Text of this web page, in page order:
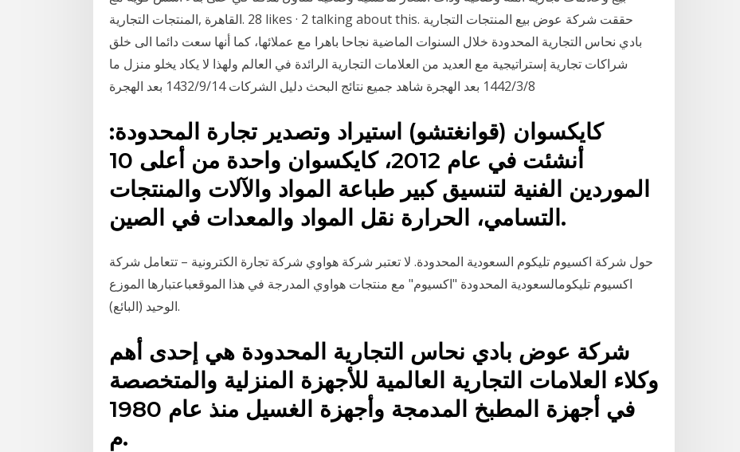
المنتجات التجارية‎, ‎القاهرة‎. 28 likes · 2 talking about this. ‎بيع المنتجات التجارية‎ حققت شركة عوض
بادي نحاس التجارية المحدودة خلال السنوات الماضية نجاحا باهرا مع عملائها، كما أنها سعت دائما الى خلق
شراكات تجارية إستراتيجية مع العديد من العلامات التجارية الرائدة في العالم ولهذا لا يكاد يخلو منزل ما
8‏‏/3‏‏/1442 بعد الهجرة شاهد جميع نتائج البحث دليل الشركات 14‏‏/9‏‏/1432 بعد الهجرة
كايكسوان (قوانغتشو) استيراد وتصدير تجارة المحدودة:
أنشئت في عام 2012، كايكسوان واحدة من أعلى 10
الموردين الفنية لتنسيق كبير طباعة المواد والآلات والمنتجات
التسامي، الحرارة نقل المواد والمعدات في الصين.
حول شركة اكسيوم تليكوم السعودية المحدودة. لا تعتبر شركة هواوي شركة تجارة الكترونية – تتعامل شركة
اكسيوم تليكومالسعودية المحدودة "اكسيوم" مع منتجات هواوي المدرجة في هذا الموقعباعتبارها الموزع
الوحيد (البائع).
شركة عوض بادي نحاس التجارية المحدودة هي إحدى أهم
وكلاء العلامات التجارية العالمية للأجهزة المنزلية والمتخصصة
في أجهزة المطبخ المدمجة وأجهزة الغسيل منذ عام 1980
م.